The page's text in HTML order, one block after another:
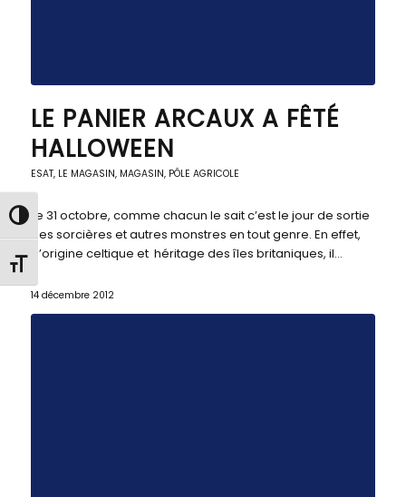
Passer en contraste élevé
Changer la taille de la police
LE PANIER ARCAUX A FÊTÉ
HALLOWEEN
ESAT, LE MAGASIN, MAGASIN, PÔLE AGRICOLE
Le 31 octobre, comme chacun le sait c’est le jour de sortie
des sorcières et autres monstres en tout genre. En effet,
d’origine celtique et héritage des îles britaniques, il…
14 décembre 2012